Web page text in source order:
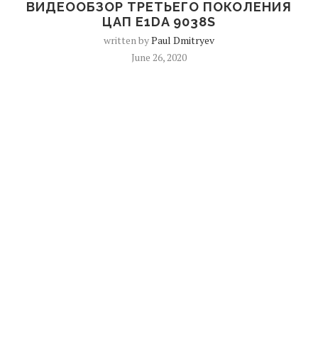
ВИДЕООБЗОР ТРЕТЬЕГО ПОКОЛЕНИЯ
ЦАП E1DA 9038S
written byPaul Dmitryev
June 26, 2020